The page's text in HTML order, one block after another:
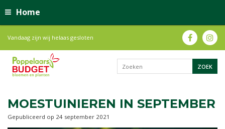
Home
Vandaag zijn wij helaas gesloten
MOESTUINIEREN IN SEPTEMBER
Gepubliceerd op 24 september 2021